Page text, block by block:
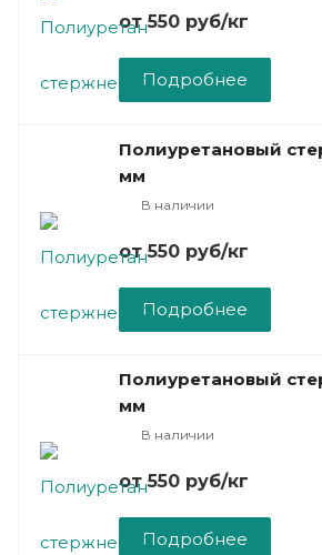
от 550 руб/кг
Подробнее
Полиуретановый
мм
В наличии
от 550 руб/кг
Подробнее
Полиуретановый
мм
В наличии
от 550 руб/кг
Подробнее